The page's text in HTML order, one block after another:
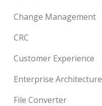
Change Management
CRC
Customer Experience
Enterprise Architecture
File Converter